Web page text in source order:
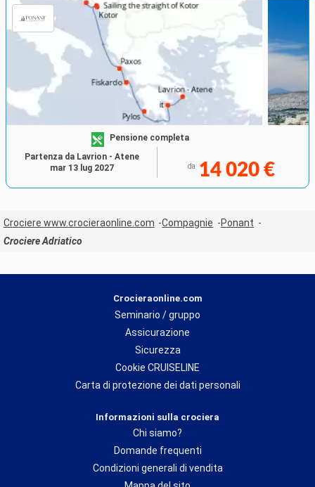
Pensione completa
da 14 020 €
Partenza da Lavrion - Atene
mar 13 lug 2027
Crociere www.crocieraonline.com Compagnie
Ponant
Crociere Adriatico
Crocieraonline.com
Seminario / gruppo
Assicurazione
Sicurezza
Cookie CRUISELINE
Carta di protezione dei dati personali
Informazioni sulla crociera
Chi siamo?
Domande frequenti
Condizioni generali di vendita